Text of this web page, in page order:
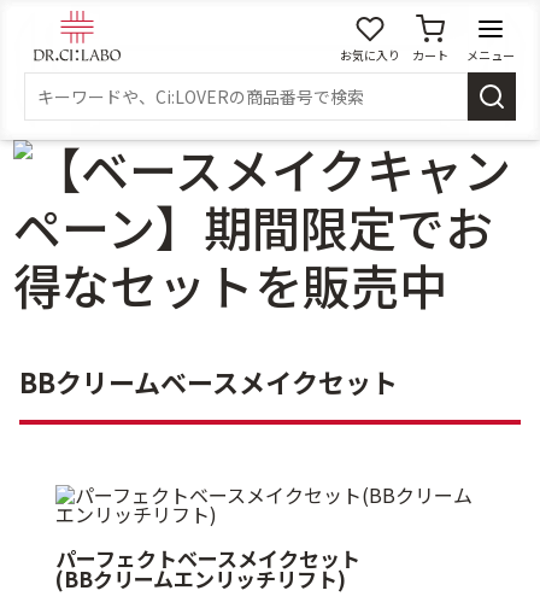
お気に入り カート メニュー
新規会員登録 ログイン
マイページ
スキンケア
商品カテゴリーから探す
乳液
BBクリームベースメイクセット
パーフェクトベースメイクセット
(BBクリームエンリッチリフト)